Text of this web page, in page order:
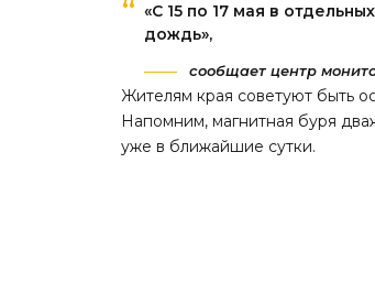
«С 15 по 17 мая в
дождь»,
сообщает центр
Жителям края советуют быть
Напомним, магнитная буря
уже в ближайшие сутки.